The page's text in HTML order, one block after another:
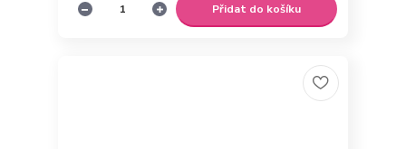
Přidat do košíku